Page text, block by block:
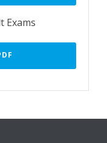
Exams